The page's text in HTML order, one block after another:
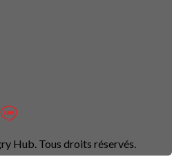
Hub. Tous droits réservés.